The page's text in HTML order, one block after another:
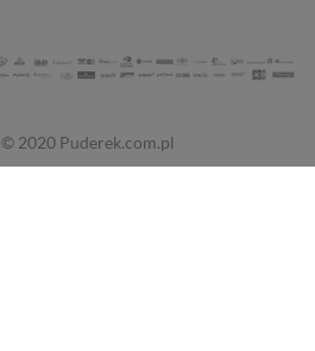
2020 Puderek.com.pl